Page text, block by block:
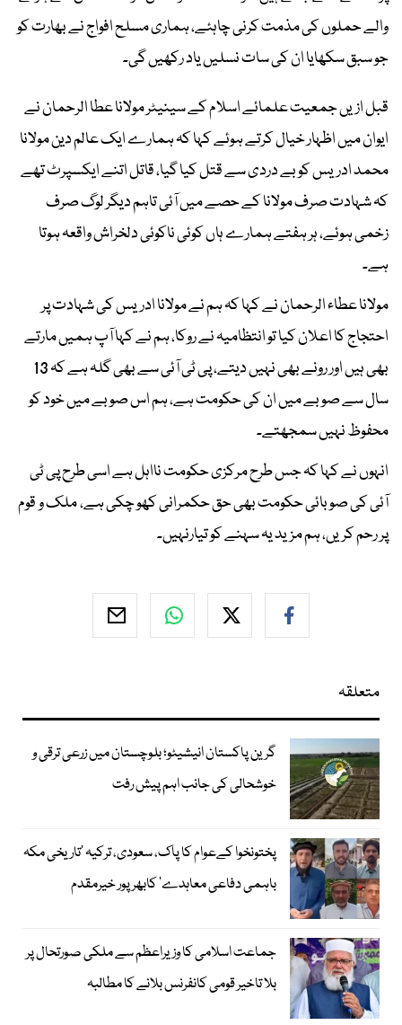
والے حملوں کی مذمت کرنی چاہئے، ہماری مسلح افواج نے بھارت کو
جو سبق سکھایا ان کی سات نسلیں یاد رکھیں گی۔
قبل ازیں جمعیت علمائے اسلام کے سینیٹر مولانا عطا الرحمان نے
ایوان میں اظہار خیال کرتے ہوئے کہا کہ ہمارے ایک عالم دین مولانا
محمد ادریس کو بے دردی سے قتل کیا گیا، قاتل اتنے ایکسپرٹ تھے
کہ شہادت صرف مولانا کے حصے میں آئی تاہم دیگر لوگ صرف
زخمی ہوئے، ہر ہفتے ہمارے ہاں کوئی ناکوئی دلخراش واقعہ ہوتا
ہے۔
مولانا عطاء الرحمان نے کہا کہ ہم نے مولانا ادریس کی شہادت پر
احتجاج کا اعلان کیا تو انتظامیہ نے روکا، ہم نے کہا آپ ہمیں مارتے
بھی ہیں اور رونے بھی نہیں دیتے، پی ٹی آئی سے بھی گلہ ہے کہ 13
سال سے صوبے میں ان کی حکومت ہے، ہم اس صوبے میں خود کو
محفوظ نہیں سمجھتے۔
انہوں نے کہا کہ جس طرح مرکزی حکومت نااہل ہے اسی طرح پی ٹی
آئی کی صوبائی حکومت بھی حق حکمرانی کھو چکی ہے، ملک و قوم
پر رحم کریں، ہم مزید یہ سہنے کو تیارنہیں۔
متعلقہ
گرین پاکستان انیشیٹو؛ بلوچستان میں زرعی ترقی و
خوشحالی کی جانب اہم پیش رفت
پختونخوا کےعوام کا پاک، سعودی، ترکیہ ’تاریخی مکہ
باہمی دفاعی معاہدے‘ کابھرپور خیرمقدم
جماعت اسلامی کا وزیراعظم سے ملکی صورتحال پر
بلا تاخیر قومی کانفرنس بلانے کا مطالبہ